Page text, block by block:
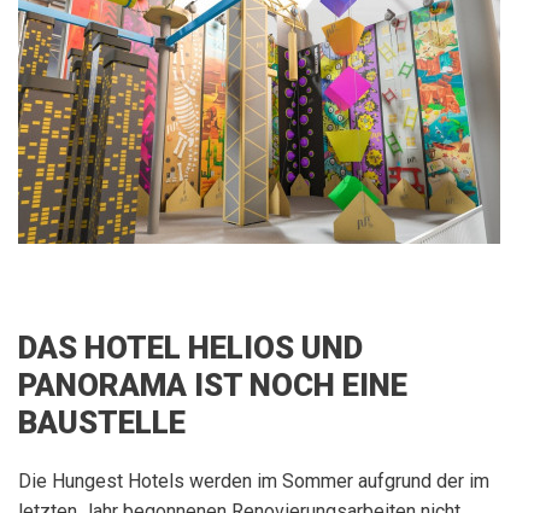
DAS HOTEL HELIOS UND
PANORAMA IST NOCH EINE
BAUSTELLE
Die Hungest Hotels werden im Sommer aufgrund der im